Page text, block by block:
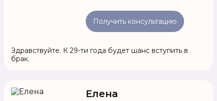
Получить консультацию
Здравствуйте. К 29-ти года будет шанс вступить в
брак.
Елена